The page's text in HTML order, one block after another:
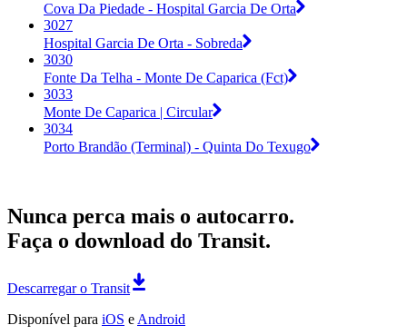
Cova Da Piedade - Hospital Garcia De Orta
3027
Hospital Garcia De Orta - Sobreda
3030
Fonte Da Telha - Monte De Caparica (Fct)
3033
Monte De Caparica | Circular
3034
Porto Brandão (Terminal) - Quinta Do Texugo
Nunca perca mais o autocarro.
Faça o download do Transit.
Descarregar o Transit
Disponível para iOS e Android